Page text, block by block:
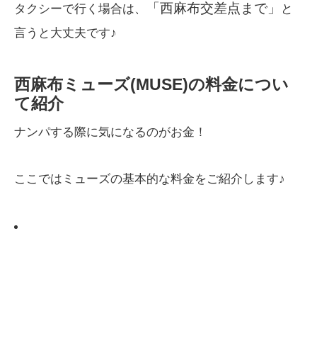
タクシーで行く場合は、 「西麻布交差点まで」
と
言うと大丈夫です♪
西麻布ミューズ(MUSE)の料金につい
て紹介
ナンパする際に気になるのがお金！
ここではミューズの基本的な料金をご紹介します♪